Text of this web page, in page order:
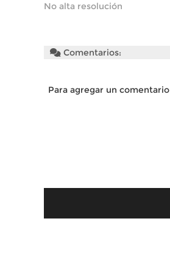
No alta resolución
Comentarios:
Para agregar un comentario